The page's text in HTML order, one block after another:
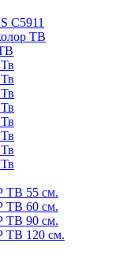
C5911
ТВ
55 см.
60 см.
90 см.
120 см.